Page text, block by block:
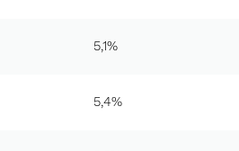
5,1%
5,4%